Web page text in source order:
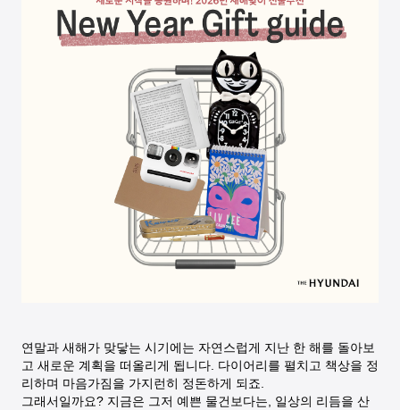
연말과 새해가 맞닿는 시기에는 자연스럽게 지난 한 해를 돌아보
고 새로운 계획을 떠올리게 됩니다. 다이어리를 펼치고 책상을 정
리하며 마음가짐을 가지런히 정돈하게 되죠.
그래서일까요? 지금은 그저 예쁜 물건보다는, 일상의 리듬을 산